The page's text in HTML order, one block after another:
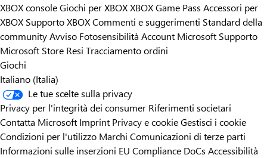
XBOX consoleGiochi per XBOXXBOX Game Pass Accessori per
XBOX Supporto XBOXCommenti e suggerimenti Standard della
communityAvviso Fotosensibilità Account Microsoft Supporto
Microsoft Store Resi Tracciamento ordini
Giochi
Italiano (Italia)
Le tue scelte sulla privacy
Privacy per l'integrità dei consumer Riferimenti societari
Contatta Microsoft Imprint Privacy e cookieGestisci i cookie
Condizioni per l'utilizzo Marchi Comunicazioni di terze parti
Informazioni sulle inserzioni EU Compliance DoCs Accessibilità